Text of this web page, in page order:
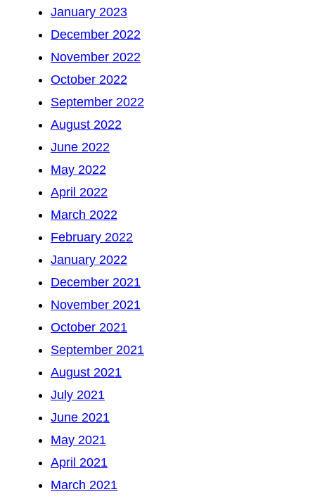
January 2023
December 2022
November 2022
October 2022
September 2022
August 2022
June 2022
May 2022
April 2022
March 2022
February 2022
January 2022
December 2021
November 2021
October 2021
September 2021
August 2021
July 2021
June 2021
May 2021
April 2021
March 2021